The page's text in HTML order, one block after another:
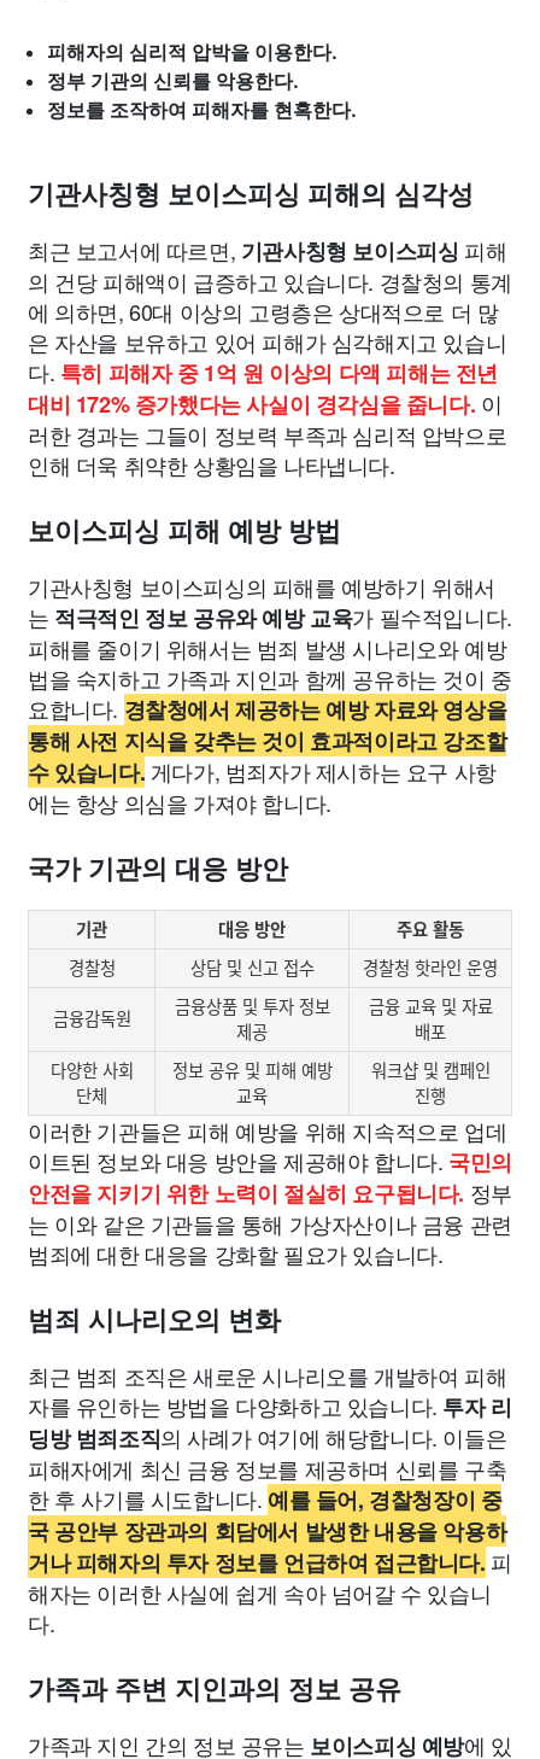
피해자의 심리적 압박을 이용한다.
정부 기관의 신뢰를 악용한다.
정보를 조작하여 피해자를 현혹한다.
기관사칭형 보이스피싱 피해의 심각성
최근 보고서에 따르면, 기관사칭형 보이스피싱 피해
의 건당 피해액이 급증하고 있습니다. 경찰청의 통계
에 의하면, 60대 이상의 고령층은 상대적으로 더 많
은 자산을 보유하고 있어 피해가 심각해지고 있습니
다. 특히 피해자 중 1억 원 이상의 다액 피해는 전년
대비 172% 증가했다는 사실이 경각심을 줍니다. 이
러한 경과는 그들이 정보력 부족과 심리적 압박으로
인해 더욱 취약한 상황임을 나타냅니다.
보이스피싱 피해 예방 방법
기관사칭형 보이스피싱의 피해를 예방하기 위해서
는 적극적인 정보 공유와 예방 교육가 필수적입니다.
피해를 줄이기 위해서는 범죄 발생 시나리오와 예방
법을 숙지하고 가족과 지인과 함께 공유하는 것이 중
요합니다. 경찰청에서 제공하는 예방 자료와 영상을
통해 사전 지식을 갖추는 것이 효과적이라고 강조할
수 있습니다. 게다가, 범죄자가 제시하는 요구 사항
에는 항상 의심을 가져야 합니다.
국가 기관의 대응 방안
기관 대응 방안
주요 활동
경찰청
상담 및 신고 접수 경찰청 핫라인 운영
금융감독원
금융상품 및 투자 정보
제공
금융 교육 및 자료
배포
다양한 사회
단체
정보 공유 및 피해 예방
교육
워크샵 및 캠페인
진행
이러한 기관들은 피해 예방을 위해 지속적으로 업데
이트된 정보와 대응 방안을 제공해야 합니다. 국민의
안전을 지키기 위한 노력이 절실히 요구됩니다. 정부
는 이와 같은 기관들을 통해 가상자산이나 금융 관련
범죄에 대한 대응을 강화할 필요가 있습니다.
범죄 시나리오의 변화
최근 범죄 조직은 새로운 시나리오를 개발하여 피해
자를 유인하는 방법을 다양화하고 있습니다. 투자 리
딩방 범죄조직의 사례가 여기에 해당합니다. 이들은
피해자에게 최신 금융 정보를 제공하며 신뢰를 구축
한 후 사기를 시도합니다. 예를 들어, 경찰청장이 중
국 공안부 장관과의 회담에서 발생한 내용을 악용하
거나 피해자의 투자 정보를 언급하여 접근합니다. 피
해자는 이러한 사실에 쉽게 속아 넘어갈 수 있습니
다.
가족과 주변 지인과의 정보 공유
가족과 지인 간의 정보 공유는 보이스피싱 예방에 있